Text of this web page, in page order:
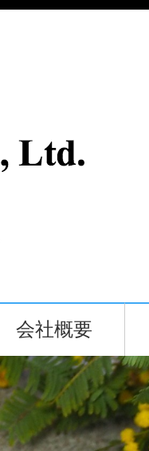
会社概要